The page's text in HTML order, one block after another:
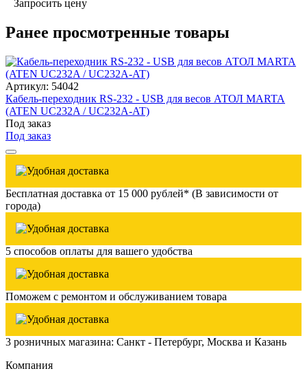
Запросить цену
Ранее просмотренные товары
Артикул: 54042
Кабель-переходник RS-232 - USB для весов АТОЛ MARTA
(ATEN UC232A / UC232A-AT)
Под заказ
Под заказ
Бесплатная доставка от 15 000 рублей* (В зависимости от
города)
5 способов оплаты для вашего удобства
Поможем с ремонтом и обслуживанием товара
3 розничных магазина: Санкт - Петербург, Москва и Казань
Компания